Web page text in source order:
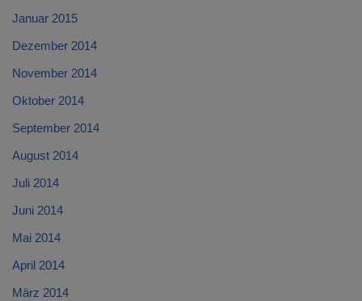
Januar 2015
Dezember 2014
November 2014
Oktober 2014
September 2014
August 2014
Juli 2014
Juni 2014
Mai 2014
April 2014
März 2014